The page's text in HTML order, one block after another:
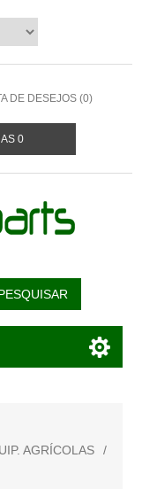
DE DESEJOS (0)
0
AGRÍCOLAS
/